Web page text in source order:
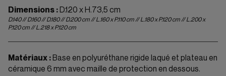
Dimensions :D.120 x H.73,5 cm
D.140 // D.160 // D.180 // D.200 cm // L.160 x P.110 cm // L.180 x P.120 cm // L.200 x
P.120 cm // L.218 x P.120 cm
Matériaux :Base en polyuréthane rigide laqué et plateau en
céramique 6 mm avec maille de protection en dessous.